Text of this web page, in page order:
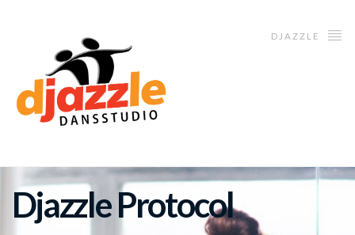
DJAZZLE
Djazzle Protocol